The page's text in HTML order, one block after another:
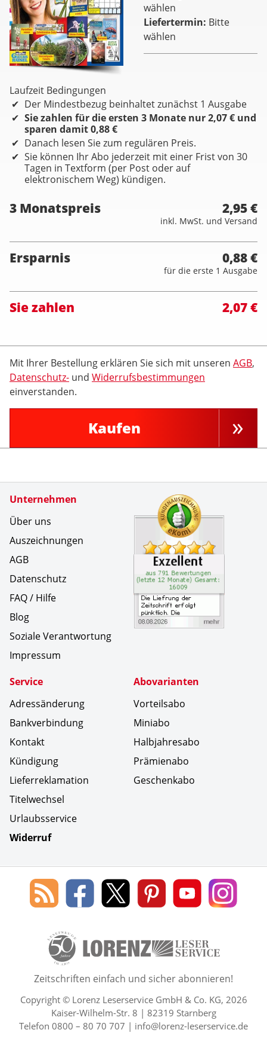
wählen
Liefertermin Bitte
wählen
Laufzeit Bedingungen
Der Mindestbezug beinhaltet zunächst 1 Ausgabe
Sie zahlen für die ersten 3 Monate nur 2,07 € und
sparen damit 0,88 €
Danach lesen Sie zum regulären Preis.
Sie können Ihr Abo jederzeit mit einer Frist von 30
Tagen in Textform (per Post oder auf
elektronischem Weg) kündigen.
3 Monatspreis 2,95 €
inkl. MwSt. und Versand
Ersparnis 0,88 €
für die erste 1 Ausgabe
Sie zahlen 2,07 €
Mit Ihrer Bestellung erklären Sie sich mit unseren AGB,
Datenschutz- und Widerrufsbestimmungen
einverstanden.
Kaufen
Unternehmen
Über uns
Auszeichnungen
AGB
Datenschutz
FAQ / Hilfe
Blog
Soziale Verantwortung
Impressum
Service
Adressänderung
Bankverbindung
Kontakt
Kündigung
Lieferreklamation
Titelwechsel
Urlaubsservice
Widerruf
Abovarianten
Vorteilsabo
Miniabo
Halbjahresabo
Prämienabo
Geschenkabo
Zertifikate
Social Media
Blog
des
Leserservice
Lorenz
Leserservice
Lorenz
Leserservice
Lorenz
Leserservice
Lorenz
Leserservice
Lorenz
50 Lesefreude im Abo Jahre
Zeitschriften einfach und sicher abonnieren!
Copyright © Lorenz Leserservice GmbH & Co. KG, 2026
Kaiser-Wilhelm-Str. 8 | 82319 Starnberg
Telefon 0800 – 80 70 707 | info@lorenz-leserservice.de